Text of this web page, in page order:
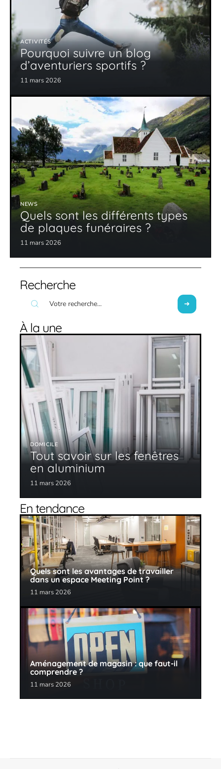
ACTIVITÉS
Pourquoi suivre un blog
d’aventuriers sportifs ?
11 mars 2026
NEWS
Quels sont les différents types
de plaques funéraires ?
11 mars 2026
Recherche
À la une
DOMICILE
Tout savoir sur les fenêtres
en aluminium
11 mars 2026
En tendance
Quels sont les avantages de travailler
dans un espace Meeting Point ?
11 mars 2026
Aménagement de magasin : que faut-il
comprendre ?
11 mars 2026